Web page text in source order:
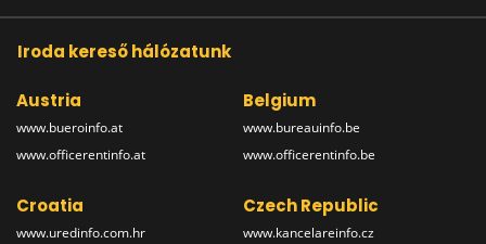
Iroda kereső hálózatunk
Austria
www.bueroinfo.at
www.officerentinfo.at
Belgium
www.bureauinfo.be
www.officerentinfo.be
Croatia
www.uredinfo.com.hr
Czech Republic
www.kancelareinfo.cz